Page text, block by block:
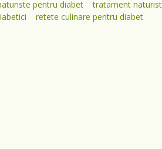
pentru diabet tratament
retete culinare pentru diabet